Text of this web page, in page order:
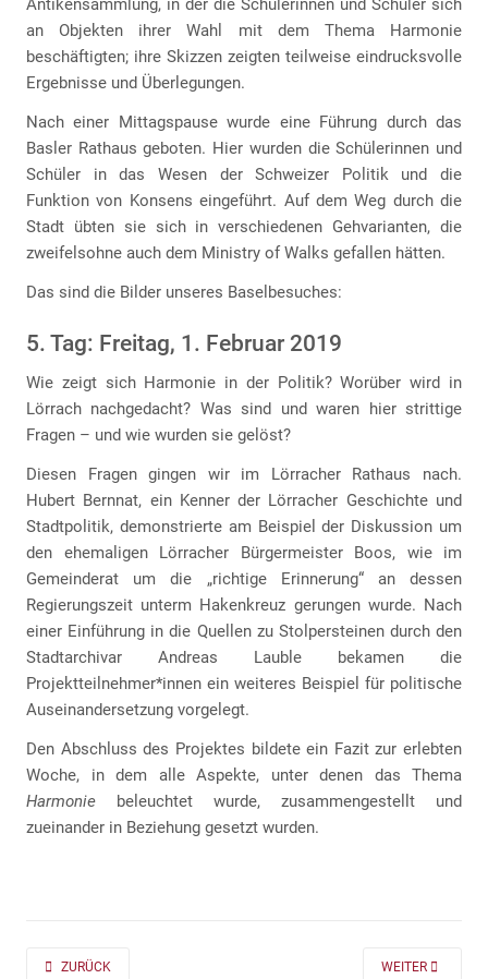
Antikensammlung, in der die Schülerinnen und Schüler sich
an Objekten ihrer Wahl mit dem Thema Harmonie
beschäftigten; ihre Skizzen zeigten teilweise eindrucksvolle
Ergebnisse und Überlegungen.
Nach einer Mittagspause wurde eine Führung durch das
Basler Rathaus geboten. Hier wurden die Schülerinnen und
Schüler in das Wesen der Schweizer Politik und die
Funktion von Konsens eingeführt. Auf dem Weg durch die
Stadt übten sie sich in verschiedenen Gehvarianten, die
zweifelsohne auch dem Ministry of Walks gefallen hätten.
Das sind die Bilder unseres Baselbesuches:
5. Tag: Freitag, 1. Februar 2019
Wie zeigt sich Harmonie in der Politik? Worüber wird in
Lörrach nachgedacht? Was sind und waren hier strittige
Fragen – und wie wurden sie gelöst?
Diesen Fragen gingen wir im Lörracher Rathaus nach.
Hubert Bernnat, ein Kenner der Lörracher Geschichte und
Stadtpolitik, demonstrierte am Beispiel der Diskussion um
den ehemaligen Lörracher Bürgermeister Boos, wie im
Gemeinderat um die „richtige Erinnerung“ an dessen
Regierungszeit unterm Hakenkreuz gerungen wurde. Nach
einer Einführung in die Quellen zu Stolpersteinen durch den
Stadtarchivar Andreas Lauble bekamen die
Projektteilnehmer*innen ein weiteres Beispiel für politische
Auseinandersetzung vorgelegt.
Den Abschluss des Projektes bildete ein Fazit zur erlebten
Woche, in dem alle Aspekte, unter denen das Thema
Harmonie beleuchtet wurde, zusammengestellt und
zueinander in Beziehung gesetzt wurden.
PREVIOUS ARTICLE: AD FONTES 2019/20 „MASS“ FÜR DIE KLASSEN 7
ZURÜCK NEXT ARTICLE:
WEITER